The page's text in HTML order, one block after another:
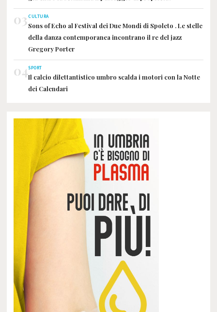
03CULTURA
Sons of Echo al Festival dei Due Mondi di Spoleto . Le stelle
della danza contemporanea incontrano il re del jazz
Gregory Porter
04SPORT
Il calcio dilettantistico umbro scalda i motori con la Notte
dei Calendari